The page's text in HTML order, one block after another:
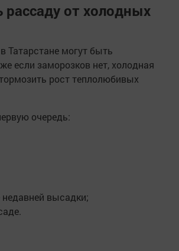
рассаду от холодных
Татарстане могут быть
если заморозков нет, холодная
рост теплолюбивых
очередь:
высадки;